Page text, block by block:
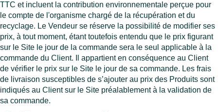
TTC et incluent la contribution environnementale perçue pour
le compte de l'organisme chargé de la récupération et du
recyclage. Le Vendeur se réserve la possibilité de modifier ses
prix, à tout moment, étant toutefois entendu que le prix figurant
sur le Site le jour de la commande sera le seul applicable à la
commande du Client. Il appartient en conséquence au Client
de vérifier le prix sur le Site le jour de sa commande. Les frais
de livraison susceptibles de s’ajouter au prix des Produits sont
indiqués au Client sur le Site préalablement à la validation de
sa commande.